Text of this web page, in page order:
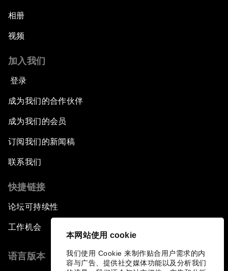
本网站使用 cookie
我们使用 Cookie 来制作贴合用户需求的内
容与广告、提供社交媒体功能以及分析我们
相册
视频
加入我们
登录
成为我们的合作伙伴
成为我们的会员
订阅我们的新闻稿
联系我们
快捷链接
论坛可持续性
工作机会
语言版本